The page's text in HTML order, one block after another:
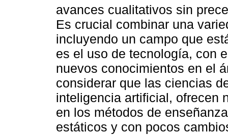
avances cualitativos sin
Es crucial combinar una
incluyendo un campo que
es el uso de tecnología, con
nuevos conocimientos en el
considerar que las ciencias
inteligencia artificial, ofrecen
en los métodos de
estáticos y con pocos